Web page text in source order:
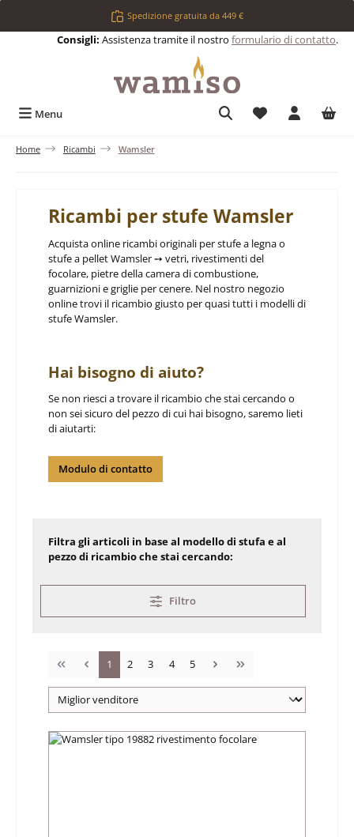
Passa al contenuto principaleSpedizione gratuita da 449 €
Consigli: Assistenza tramite il nostro formulario di contatto.
Menu Hai 0 articoli
Home Ricambi Wamsler
Ricambi per stufe Wamsler
Acquista online ricambi originali per stufe a legna o
stufe a pellet Wamsler ➙ vetri, rivestimenti del
focolare, pietre della camera di combustione,
guarnizioni e griglie per cenere. Nel nostro negozio
online trovi il ricambio giusto per quasi tutti i modelli di
stufe Wamsler.
Hai bisogno di aiuto?
Se non riesci a trovare il ricambio che stai cercando o
non sei sicuro del pezzo di cui hai bisogno, saremo lieti
di aiutarti:
Modulo di contatto
Filtra gli articoli in base al modello di stufa e al
pezzo di ricambio che stai cercando:
Filtro
Pagina
1 Pagina
2 Pagina
3 Pagina
4 Pagina
5